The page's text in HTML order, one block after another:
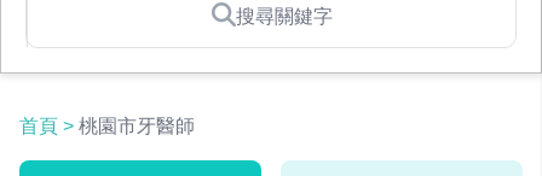
搜尋關鍵字
首頁 > 桃園市牙醫師